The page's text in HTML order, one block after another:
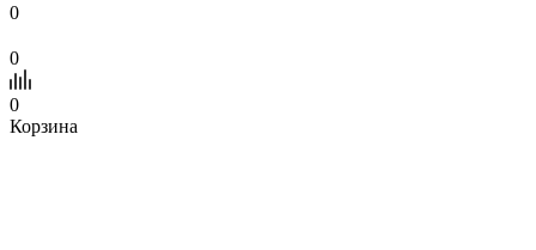
0
0
0
Корзина